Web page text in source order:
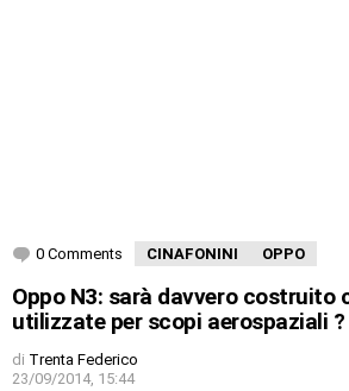
0 Comments CINAFONINI OPPO
Oppo N3: sarà davvero costruito
utilizzate per scopi aerospaziali ?
di Trenta Federico
23/09/2014, 15:44